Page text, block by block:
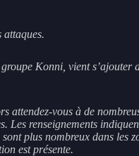
attaques.
Konni, vient s’ajouter
attendez-vous à de
Les renseignements
plus nombreux dans les
est présente.